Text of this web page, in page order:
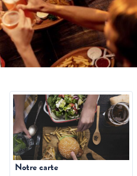
Notre carte